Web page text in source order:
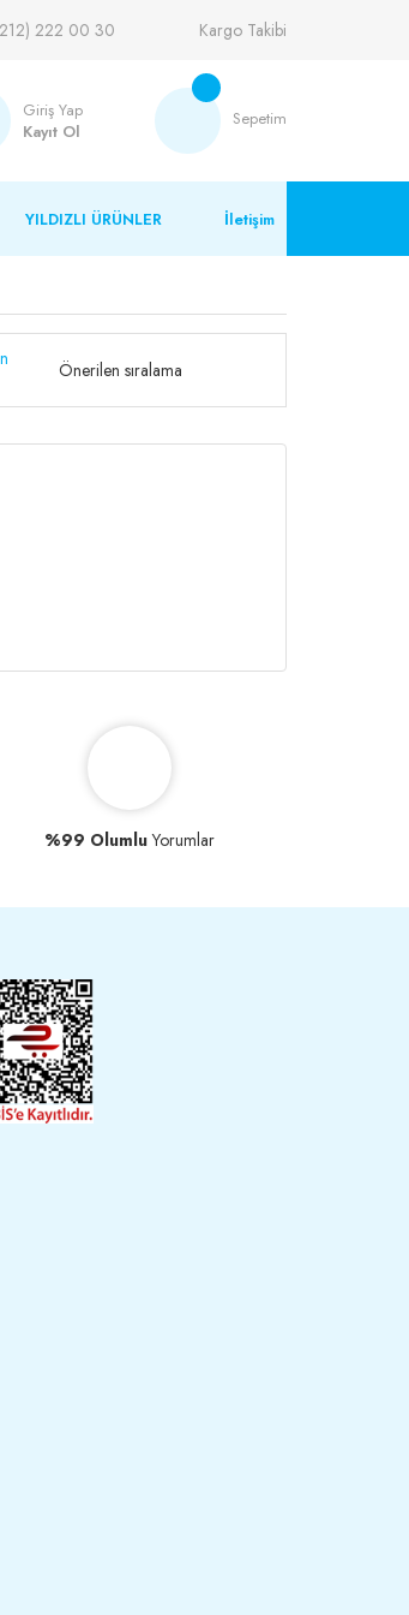
222 00 30 Kargo Takibi
Giriş Yap
Kayıt Ol
Sepetim
YILDIZLI ÜRÜNLER İletişim
%99 OlumluYorumlar